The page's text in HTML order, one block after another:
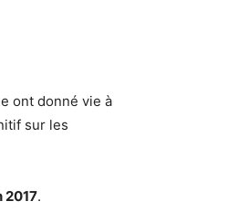
ont donné vie à
sur les
2017.